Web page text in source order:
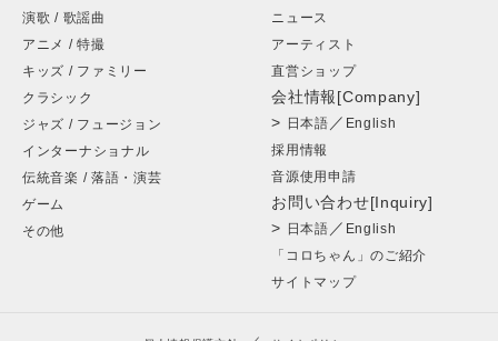
演歌 / 歌謡曲
アニメ / 特撮
キッズ / ファミリー
クラシック
ジャズ / フュージョン
インターナショナル
伝統音楽 / 落語・演芸
ゲーム
その他
ニュース
アーティスト
直営ショップ
会社情報[Company]
> 日本語 ／ English
採用情報
音源使用申請
お問い合わせ[Inquiry]
> 日本語 ／ English
「コロちゃん」のご紹介
サイトマップ